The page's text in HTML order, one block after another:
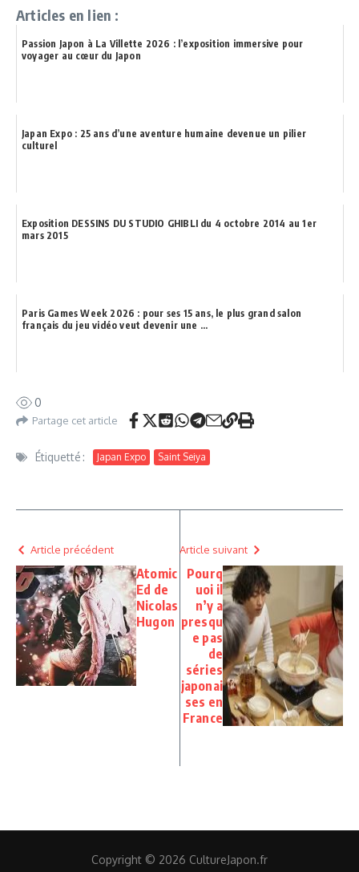
Articles en lien :
Passion Japon à La Villette 2026 : l’exposition immersive pour
voyager au cœur du Japon
Japan Expo : 25 ans d’une aventure humaine devenue un pilier
culturel
Exposition DESSINS DU STUDIO GHIBLI du 4 octobre 2014 au 1er
mars 2015
Paris Games Week 2026 : pour ses 15 ans, le plus grand salon
français du jeu vidéo veut devenir une ...
0
Partage cet article
Étiquetté : Japan Expo Saint Seiya
Article précédent
Atomic
Ed de
Nicolas
Hugon
Article suivant
Pourq
uoi il
n’y a
presqu
e pas
de
séries
japonai
ses en
France